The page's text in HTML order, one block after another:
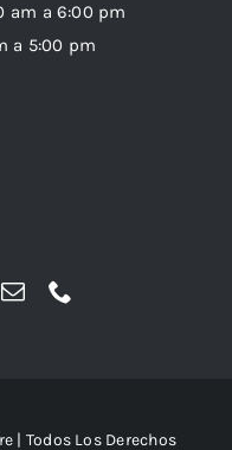
am a 6:00 pm
a 5:00 pm
| Todos Los Derechos